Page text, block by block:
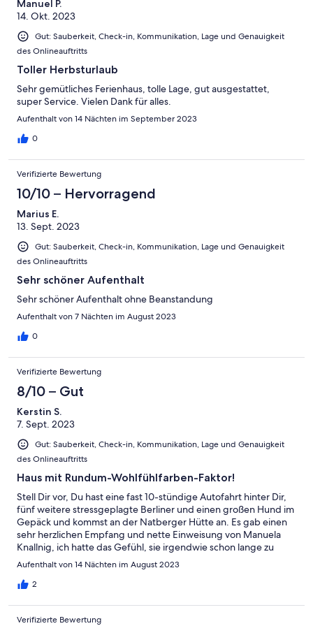
Manuel P.
14. Okt. 2023
Gut: Sauberkeit, Check-in, Kommunikation, Lage und Genauigkeit
des Onlineauftritts
Toller Herbsturlaub
Sehr gemütliches Ferienhaus, tolle Lage, gut ausgestattet,
super Service. Vielen Dank für alles.
Aufenthalt von 14 Nächten im September 2023
0
Verifizierte Bewertung
10/10 – Hervorragend
Marius E.
13. Sept. 2023
Gut: Sauberkeit, Check-in, Kommunikation, Lage und Genauigkeit
des Onlineauftritts
Sehr schöner Aufenthalt
Sehr schöner Aufenthalt ohne Beanstandung
Aufenthalt von 7 Nächten im August 2023
0
Verifizierte Bewertung
8/10 – Gut
Kerstin S.
7. Sept. 2023
Gut: Sauberkeit, Check-in, Kommunikation, Lage und Genauigkeit
des Onlineauftritts
Haus mit Rundum-Wohlfühlfarben-Faktor!
Stell Dir vor, Du hast eine fast 10-stündige Autofahrt hinter Dir,
fünf weitere stressgeplagte Berliner und einen großen Hund im
Gepäck und kommst an der Natberger Hütte an. Es gab einen
sehr herzlichen Empfang und nette Einweisung von Manuela
Knallnig, ich hatte das Gefühl, sie irgendwie schon lange zu
kennen. Die Tür zum Haus geht auf und man fühlt sich um
Anhieb zu Hause… wir sehen die Einrichtung, das Ambiente,
den Blick vom Balkon, die Ruhe, die Berge und alles fällt einfach
musste sich nicht „auf den Keks“gehen. Noch nie hatten wir eine
Aufenthalt von 14 Nächten im August 2023
2
Verifizierte Bewertung